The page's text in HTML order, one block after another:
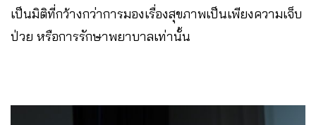
เป็นมิติที่กว้างกว่าการมองเรื่องสุขภาพเป็นเพียงความเจ็บ
ป่วย หรือการรักษาพยาบาลเท่านั้น